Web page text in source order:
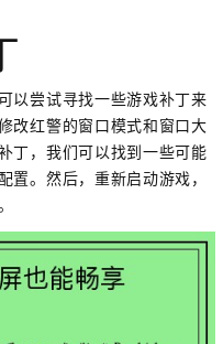
以尝试寻找一些游戏补丁来
改红警的窗口模式和窗口大
丁，我们可以找到一些可能
。然后，重新启动游戏，